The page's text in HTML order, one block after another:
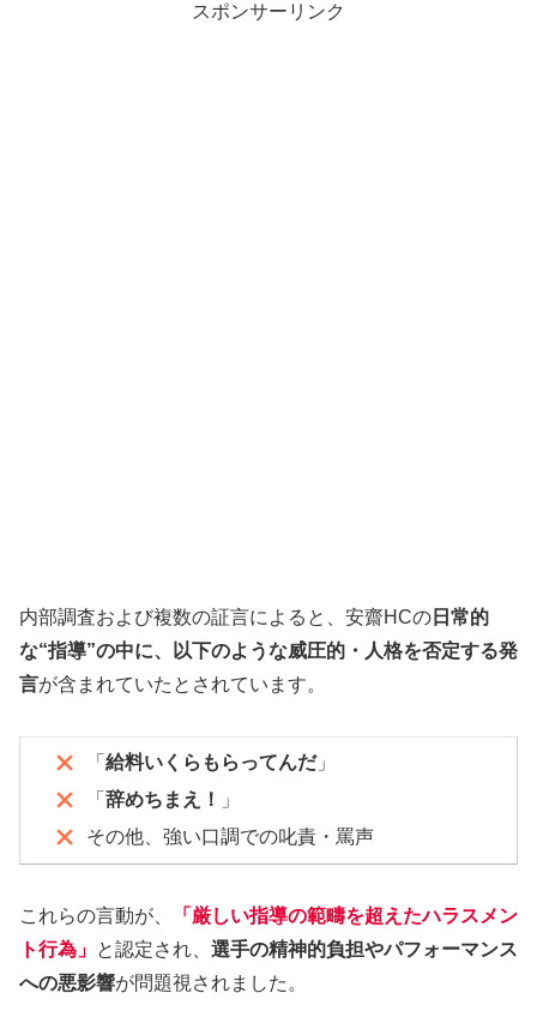
スポンサーリンク
内部調査および複数の証言によると、安齋HCの 日常的
な“指導”の中に、以下のような威圧的・人格を否定する発
言が含まれていたとされています。
「 給料いくらもらってんだ」
「 辞めちまえ！
」
その他、強い口調での叱責・罵声
これらの言動が、
「厳しい指導の範疇を超えたハラスメン
ト行為」 と認定され、 選手の精神的負担やパフォーマンス
への悪影響が問題視されました。